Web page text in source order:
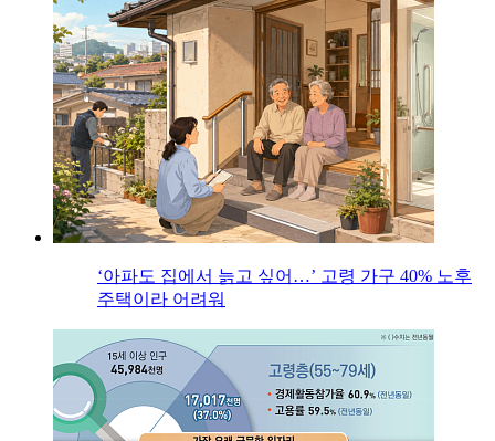
‘아파도 집에서 늙고 싶어…’ 고령 가구 40% 노후
주택이라 어려워